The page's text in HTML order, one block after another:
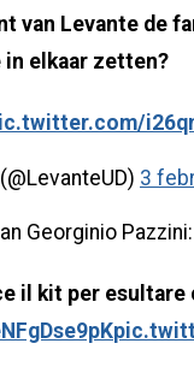
van Levante de
elkaar zetten?
3
Georginio Pazzini:
il kit per esultare